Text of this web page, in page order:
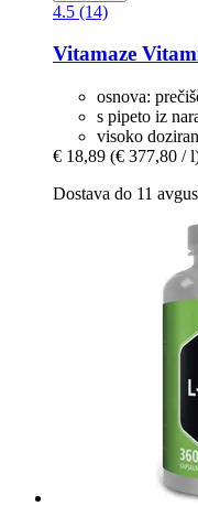
4.5 (14)
Vitamaze
osnova:
s pipeto iz
visoko
€ 18,89 (€ 377,80 /
Dostava do 11